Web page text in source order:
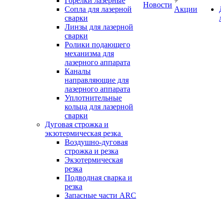
Сопла для лазерной
сварки
Линзы для лазерной
сварки
Ролики подающего
механизма для
лазерного аппарата
Каналы
направляющие для
лазерного аппарата
Уплотнительные
кольца для лазерной
сварки
Дуговая строжка и
экзотермическая резка
Воздушно-дуговая
строжка и резка
Экзотермическая
резка
Подводная сварка и
резка
Запасные части ARC
Новости
Акции